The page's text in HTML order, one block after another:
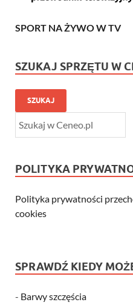
SPORT NA ŻYWO W TV
SZUKAJ SPRZĘTU W
SZUKAJ
POLITYKA
Polityka prywatności
cookies
SPRAWDŹ KIEDY
- Barwy szczęścia